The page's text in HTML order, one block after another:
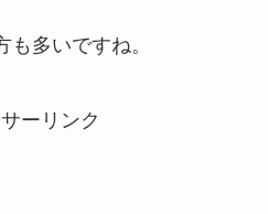
多いですね。
ーリンク